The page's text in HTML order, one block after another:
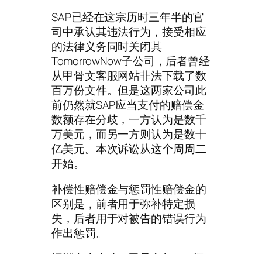
SAP已经在这宗历时三年半的官
司中承认其违法行为，接受相应
的法律义务同时关闭其
TomorrowNow子公司，后者曾经
从甲骨文客服网站非法下载了数
百万份文件。但是这两家公司此
前仍然就SAP应当支付的赔偿金
数额存在分歧，一方认为是数千
万美元，而另一方则认为是数十
亿美元。本次诉讼从这个周周二
开始。
补偿性赔偿金与惩罚性赔偿金的
区别是，前者用于弥补特定损
失，后者用于对被告的错误行为
作出惩罚。